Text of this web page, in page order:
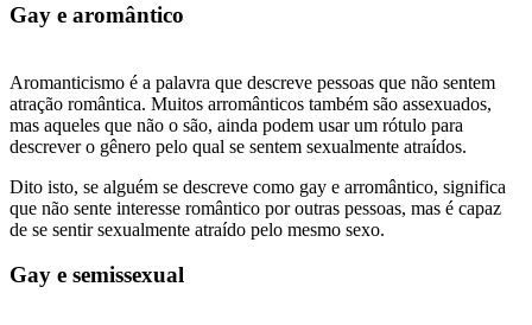
Gay e aromântico
Aromanticismo é a palavra que descreve pessoas que não sentem
atração romântica. Muitos arromânticos também são assexuados,
mas aqueles que não o são, ainda podem usar um rótulo para
descrever o gênero pelo qual se sentem sexualmente atraídos.
Dito isto, se alguém se descreve como gay e arromântico, significa
que não sente interesse romântico por outras pessoas, mas é capaz
de se sentir sexualmente atraído pelo mesmo sexo.
Gay e semissexual